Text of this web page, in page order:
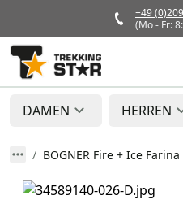
+49
(Mo - Fr:
DAMEN HERREN
BOGNER Fire + Ice